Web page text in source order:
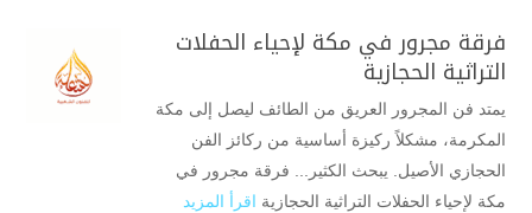
فرقة مجرور في مكة لإحياء الحفلات
التراثية الحجازية
يمتد فن المجرور العريق من الطائف ليصل إلى مكة
المكرمة، مشكلاً ركيزة أساسية من ركائز الفن
الحجازي الأصيل. يبحث الكثير... فرقة مجرور في
مكة لإحياء الحفلات التراثية الحجازية اقرأ المزيد